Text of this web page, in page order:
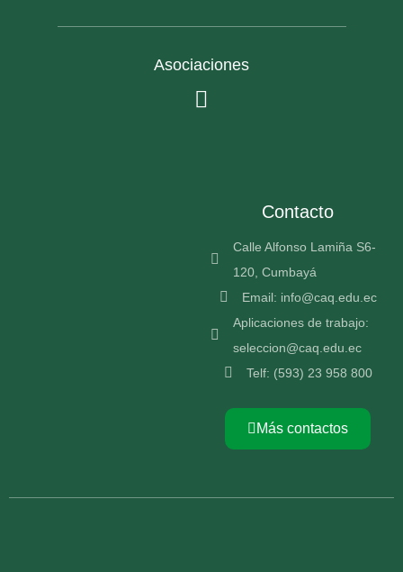
Asociaciones
Contacto
Calle Alfonso Lamiña S6-
120, Cumbayá
Email: info@caq.edu.ec
Aplicaciones de trabajo:
seleccion@caq.edu.ec
Telf: (593) 23 958 800
Más contactos